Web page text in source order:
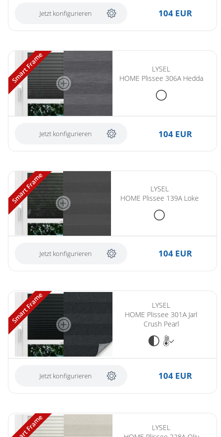
Jetzt konfigurieren 104 EUR
Smart Frame
LYSEL
HOME Plissee 306A Hedda
Jetzt konfigurieren 104 EUR
Smart Frame
LYSEL
HOME Plissee 139A Loke
Jetzt konfigurieren 104 EUR
Smart Frame
LYSEL
HOME Plissee 301A Jarl
Crush Pearl
Jetzt konfigurieren 104 EUR
Smart Frame
LYSEL